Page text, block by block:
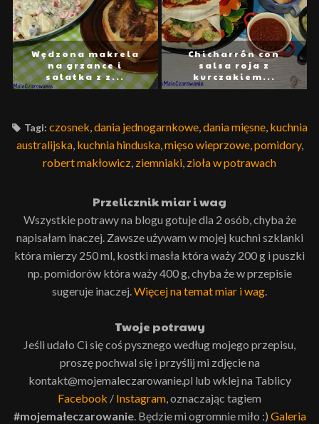
Wędzona makrela
na grzance i
sałatka z z...
Chicharrón con
salsa roja z
kurczakiem...
Tagi: czosnek,dania jednogarnkowe,dania mięsne, kuchnia
australijska, kuchnia hinduska,mięso wieprzowe,pomidory,
robert makłowicz, ziemniaki, zioła w potrawach
Przelicznik miar i wag
Wszystkie potrawy na blogu gotuje dla 2 osób, chyba że
napisałam inaczej. Zawsze używam w mojej kuchni szklanki
która mierzy 250 ml, kostki masła która waży 200 g i puszki
np. pomidorów która waży 400 g, chyba że w przepisie
sugeruje inaczej.Więcej na temat miar i wag.
Twoje potrawy
Jeśli udało Ci się coś pysznego według mojego przepisu,
proszę pochwal się i przyślij mi zdjęcie na
kontakt@mojemaleczarowanie.pl lub wklej na Tablicy
Facebook / Instagram, oznaczając tagiem
#mojemałeczarowanie. Będzie mi ogromnie miło :) Galeria